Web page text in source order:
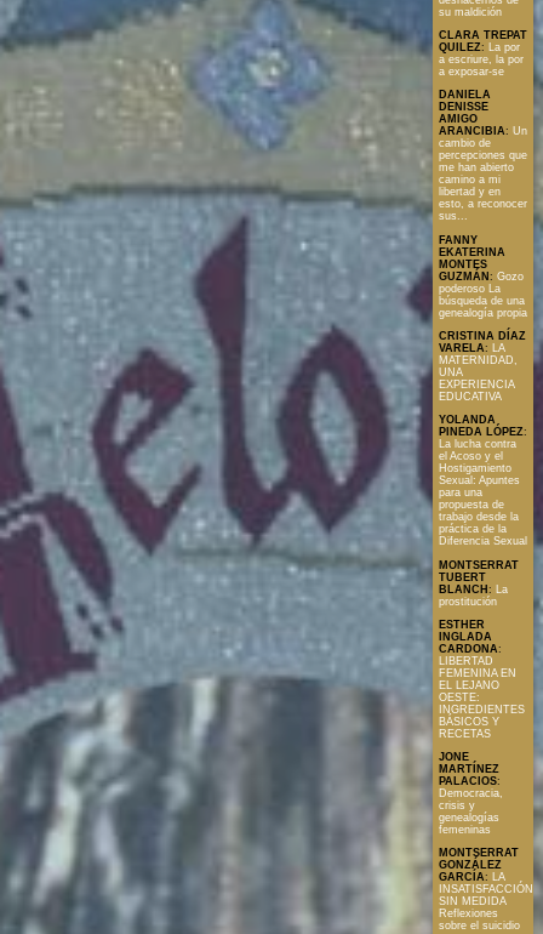
su maldición
CLARA TREPAT
QUILEZ: La por
a escriure, la por
a exposar-se
DANIELA
DENISSE
AMIGO
ARANCIBIA: Un
cambio de
percepciones que
me han abierto
camino a mi
libertad y en
esto, a reconocer
sus...
FANNY
EKATERINA
MONTES
GUZMÁN : Gozo
poderoso La
búsqueda de una
genealogía propia
CRISTINA DÍAZ
VARELA: LA
MATERNIDAD,
UNA
EXPERIENCIA
EDUCATIVA
YOLANDA
PINEDA LÓPEZ:
La lucha contra
el Acoso y el
Hostigamiento
Sexual: Apuntes
para una
propuesta de
trabajo desde la
práctica de la
Diferencia Sexual
MONTSERRAT
TUBERT
BLANCH :
La
prostitución
ESTHER
INGLADA
CARDONA:
LIBERTAD
FEMENINA EN
EL LEJANO
OESTE:
INGREDIENTES
BÁSICOS Y
RECETAS
JONE
MARTÍNEZ
PALACIOS:
Democracia,
crisis y
genealogías
femeninas
MONTSERRAT
GONZÁLEZ
GARCÍA: LA
INSATISFACCIÓN
SIN MEDIDA
Reflexiones
sobre el suicidio